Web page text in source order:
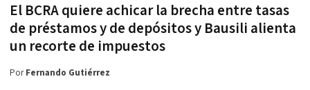
El BCRA quiere achicar la brecha entre tasas
de préstamos y de depósitos y Bausili alienta
un recorte de impuestos
PorFernando Gutiérrez